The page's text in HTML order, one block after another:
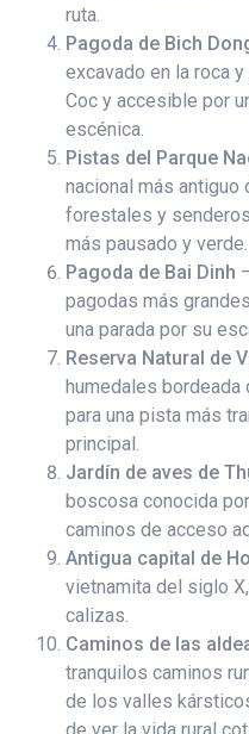
ruta.
Pagoda de Bich
excavado en la roca
Coc y accesible por
escénica.
Pistas del Parque
nacional más antiguo
forestales y
más pausado y verde.
Pagoda de Bai Dinh
pagodas más
una parada por su
Reserva Natural de
humedales bordeada
para una pista más
principal.
Jardín de aves de
boscosa conocida
caminos de acceso
Antigua capital de
vietnamita del siglo
calizas.
Caminos de las
tranquilos caminos
de los valles